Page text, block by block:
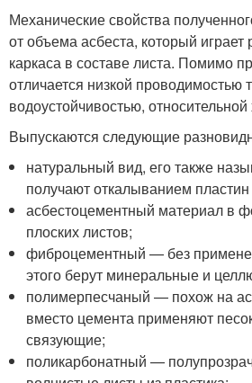
Механические свойства
от объема асбеста, который
каркаса в составе листа. Помимо
отличается низкой проводимостью
водоустойчивостью, относительной
Выпускаются следующие
натуральный вид, его также
получают откалыванием пластин
асбестоцементный материал в
плоских листов;
фиброцементный — без
этого берут минеральные и
полимерпесчаный — похож на
вместо цемента применяют
связующие;
поликарбонатный —